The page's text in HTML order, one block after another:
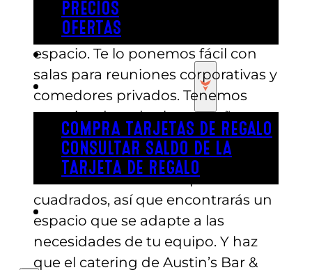
PRECIOS
OFERTAS
COMPRAR ENTRADAS
TARJETAS DE REGALO
COMPRA TARJETAS DE REGALO
CONSULTAR SALDO DE LA
TARJETA DE REGALO
lazos con tus compañeros, jefes y
empleados, necesitarás tu propio
espacio. Te lo ponemos fácil con
salas para reuniones corporativas y
comedores privados. Tenemos
espacios de todos los tamaños,
desde salas de reuniones de 250
pies cuadrados hasta salas de
conferencias de 2.000 pies
cuadrados, así que encontrarás un
espacio que se adapte a las
necesidades de tu equipo. Y haz
que el catering de Austin’s Bar &